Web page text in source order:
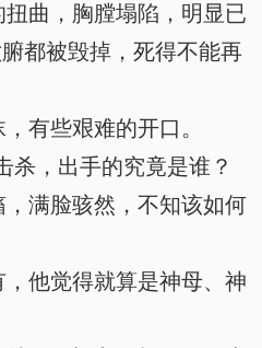
曲，胸膛塌陷，明显已
都被毁掉，死得不能再
有些艰难的开口。
，出手的究竟是谁？
满脸骇然，不知该如何
他觉得就算是神母、神